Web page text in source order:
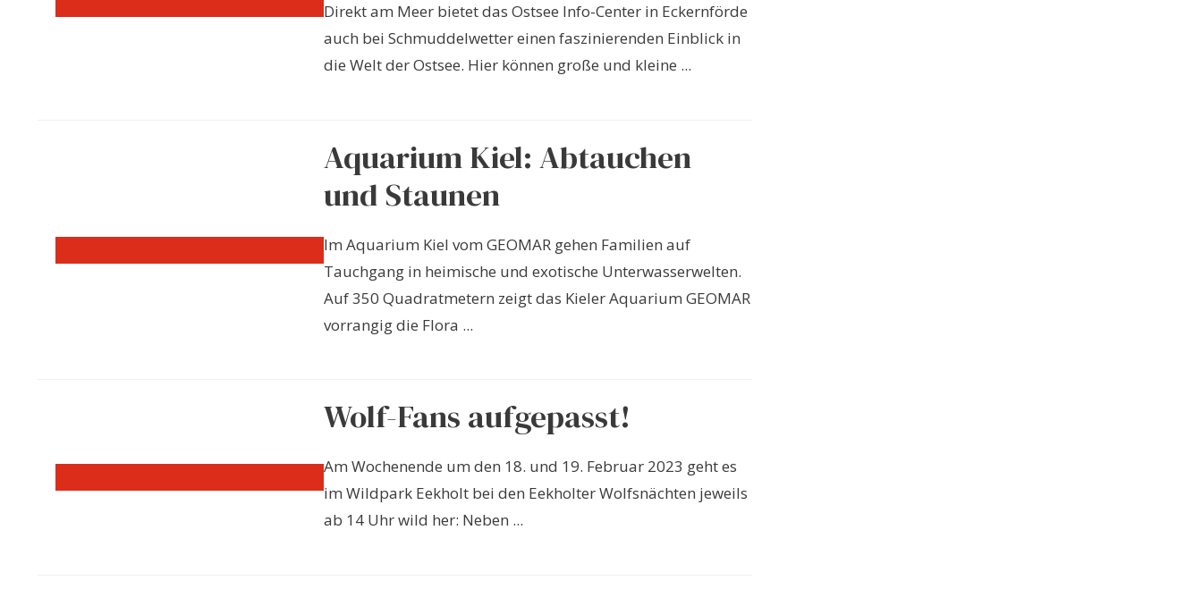
Direkt am Meer bietet das Ostsee Info-Center in Eckernförde
auch bei Schmuddelwetter einen faszinierenden Einblick in
die Welt der Ostsee. Hier können große und kleine ...
Aquarium Kiel: Abtauchen
und Staunen
Im Aquarium Kiel vom GEOMAR gehen Familien auf
Tauchgang in heimische und exotische Unterwasserwelten.
Auf 350 Quadratmetern zeigt das Kieler Aquarium GEOMAR
vorrangig die Flora ...
Wolf-Fans aufgepasst!
Am Wochenende um den 18. und 19. Februar 2023 geht es
im Wildpark Eekholt bei den Eekholter Wolfsnächten jeweils
ab 14 Uhr wild her: Neben ...